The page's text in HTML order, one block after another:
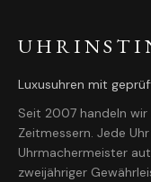
Luxusuhren mit
Seit 2007 handeln
Zeitmessern. Jede
Uhrmachermeister
zweijähriger